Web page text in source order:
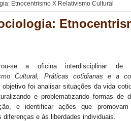
Etnocentrismo X Relativismo Cultural
se a oficina interdisciplinar de
Cultural, Práticas cotidianas e a
objetivo foi analisar situações da vida
e problematizando formas de
e identificar ações que
diferenças e às liberdades individuais.